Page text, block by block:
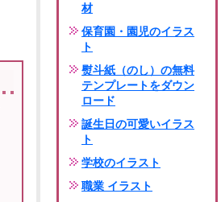
材
保育園・園児のイラス
ト
熨斗紙（のし）の無料
テンプレートをダウン
ロード
誕生日の可愛いイラス
ト
学校のイラスト
職業 イラスト